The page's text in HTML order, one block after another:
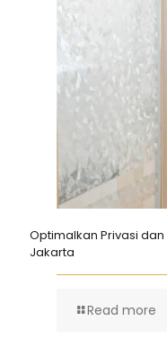
Optimalkan Privasi
Jakarta
Read more